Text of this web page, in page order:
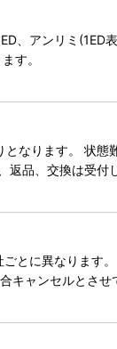
、アンリミ(1ED
す。
なります。 状
品、交換は受付
とに異なります。
キャンセルとさせ